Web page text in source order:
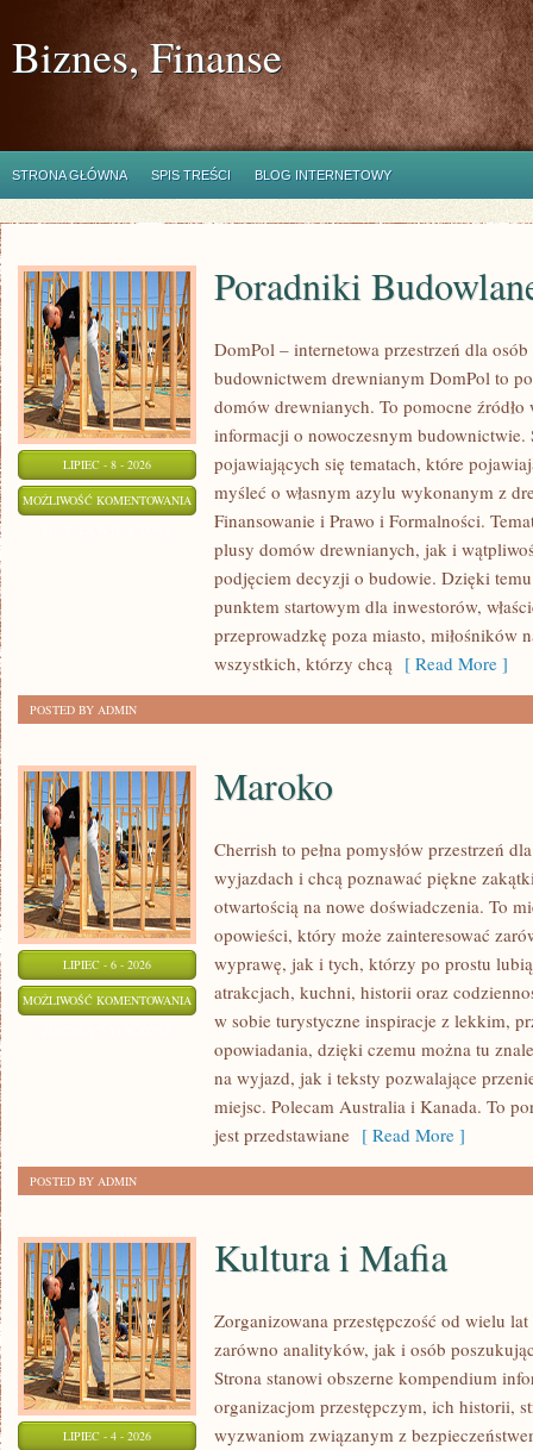
Biznes, Finanse
STRONA GŁÓWNA SPIS TREŚCI BLOG INTERNETOWY
LIPIEC - 8 - 2026
MOŻLIWOŚĆ KOMENTOWANIA PORADNIKI
BUDOWLANE
Poradniki
DomPol – internetowa przestrzeń dla
budownictwem drewnianym DomPol to
domów drewnianych. To pomocne
informacji o nowoczesnym budownictwie.
pojawiających się tematach, które
myśleć o własnym azylu wykonanym z
Finansowanie i Prawo i Formalności.
plusy domów drewnianych, jak i
podjęciem decyzji o budowie. Dzięki
punktem startowym dla inwestorów,
przeprowadzkę poza miasto, miłośników
wszystkich, którzy chcą [ Read More ]
POSTED BY ADMIN
LIPIEC - 6 - 2026
MOŻLIWOŚĆ KOMENTOWANIA MAROKO
Maroko
Cherrish to pełna pomysłów przestrzeń
wyjazdach i chcą poznawać piękne
otwartością na nowe doświadczenia. To
opowieści, który może zainteresować
wyprawę, jak i tych, którzy po prostu
atrakcjach, kuchni, historii oraz
w sobie turystyczne inspiracje z lekkim,
opowiadania, dzięki czemu można tu
na wyjazd, jak i teksty pozwalające
miejsc. Polecam Australia i Kanada. To
jest przedstawiane [ Read More ]
POSTED BY ADMIN
LIPIEC - 4 - 2026
Kultura i Mafia
Zorganizowana przestępczość od wielu
zarówno analityków, jak i osób
Strona stanowi obszerne kompendium
organizacjom przestępczym, ich historii,
wyzwaniom związanym z